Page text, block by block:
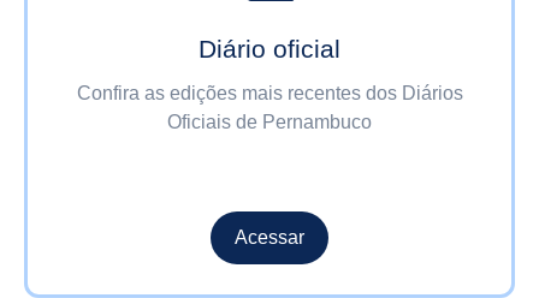
Diário oficial
Confira as edições mais recentes dos Diários
Oficiais de Pernambuco
Acessar